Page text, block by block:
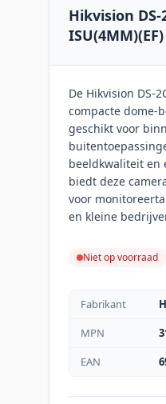
Hikvision DS-
ISU(4MM)(EF)
De Hikvision DS-
compacte dome-
geschikt voor
beeldkwaliteit en
biedt deze
voor
en kleine
Niet op voorraad
Fabrikant
MPN
EAN